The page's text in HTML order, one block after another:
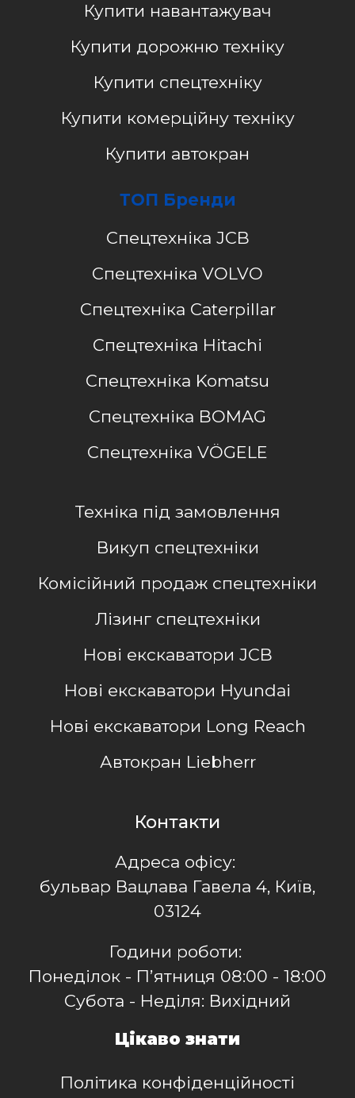
Купити навантажувач
Купити дорожню техніку
Купити спецтехніку
Купити комерційну техніку
Купити автокран
ТОП Бренди
Спецтехніка JCB
Спецтехніка VOLVO
Спецтехніка Caterpillar
Спецтехніка Hitachi
Спецтехніка Komatsu
Спецтехніка BOMAG
Спецтехніка VÖGELE
Техніка під замовлення
Викуп спецтехніки
Комісійний продаж спецтехніки
Лізинг спецтехніки
Нові екскаватори JCB
Нові екскаватори Hyundai
Нові екскаватори Long Reach
Автокран Liebherr
Контакти
Адреса офісу:
бульвар Вацлава Гавела 4, Київ,
03124
Години роботи:
Понеділок - Пʼятниця 08:00 - 18:00
Субота - Неділя: Вихідний
Цікаво знати
Політика конфіденційності